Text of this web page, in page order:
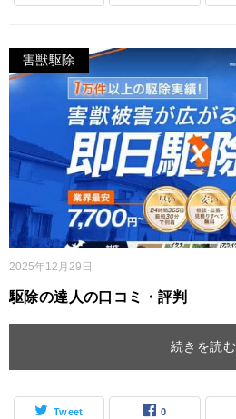
害獣駆除
2025年12月29日
駆除の達人の口コミ・評判
続きを読む
Tweet 0